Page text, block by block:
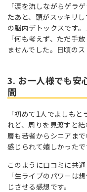
「涙を流しながらゲラ
たあと、頭がスッキリ
の脳内デトックスです。
「何も考えず、ただ手
ませんでした。日頃の
3. お一人様でも安
間
「初めて1人でよしも
れど、周りを見渡すと
層も若者からシニアま
感じられて嬉しかったで
このように口コミに共
「生ライブのパワーは
じさせる感想です。